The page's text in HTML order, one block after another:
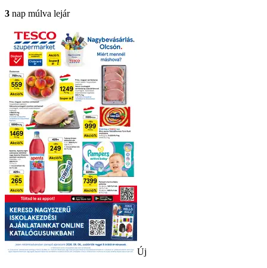
3 nap múlva lejár
Új